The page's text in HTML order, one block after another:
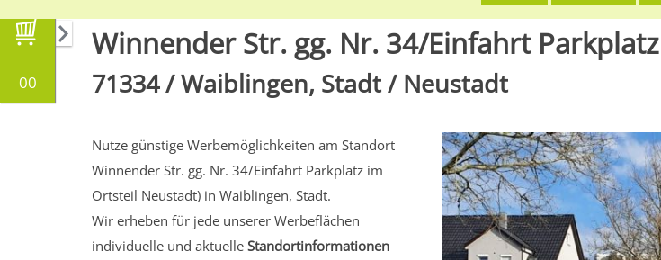
00
Winnender Str. gg. Nr. 34/Einfahrt Parkplatz
71334 / Waiblingen, Stadt / Neustadt
Nutze günstige Werbemöglichkeiten am Standort
Winnender Str. gg. Nr. 34/Einfahrt Parkplatz im
Ortsteil Neustadt) in Waiblingen, Stadt.
Wir erheben für jede unserer Werbeflächen
individuelle und aktuelle Standortinformationen